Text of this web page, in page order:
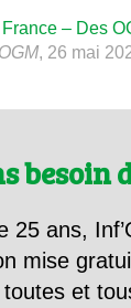
– Des
, 26 mai
besoin
25 ans,
mise
et